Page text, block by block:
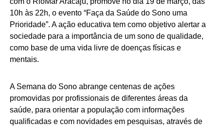
10h às 22h, o evento “Faça da Saúde do Sono uma
Prioridade”. A ação educativa tem como objetivo alertar a
sociedade para a importância de um sono de qualidade,
como base de uma vida livre de doenças físicas e
mentais.
A Semana do Sono abrange centenas de ações
promovidas por profissionais de diferentes áreas da
saúde, para orientar a população com informações
qualificadas e com novidades em pesquisas, através de